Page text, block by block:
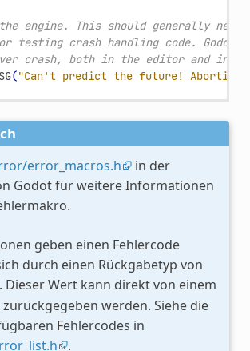
engine. This should generally never
testing crash handling code. Godot's
crash, both in the editor and in
("Can't predict the future!
error_macros.h
in der
Godot für weitere Informationen
geben einen Fehlercode
durch einen Rückgabetyp von
Dieser Wert kann direkt von einem
werden. Siehe die
Fehlercodes in
.